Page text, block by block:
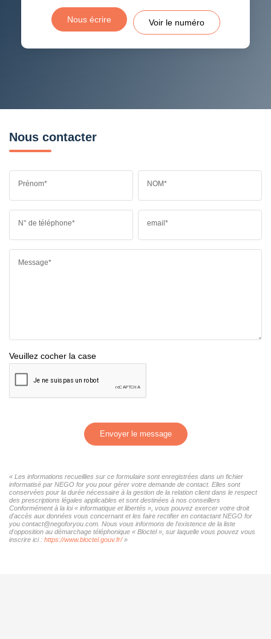
Nous écrire Voir le numéro
Nous contacter
Prénom* NOM*
N° de téléphone* email*
Message*
Veuillez cocher la case
Envoyer le message
« Les informations recueillies sur ce formulaire sont enregistrées dans un fichier
informatisé par NEGO for you pour gérer votre demande de contact. Elles sont
conservées pour la durée nécessaire à la gestion de la relation client dans le respect
des prescriptions légales applicables et sont destinées à nos conseillers
Conformément à la loi « informatique et libertés », vous pouvez exercer votre droit
d'accès aux données vous concernant et les faire rectifier en contactant NEGO for
you contact@negoforyou.com. Nous vous informons de l'existence de la liste
d'opposition au démarchage téléphonique « Bloctel », sur laquelle vous pouvez vous
inscrire ici : https://www.bloctel.gouv.fr/»